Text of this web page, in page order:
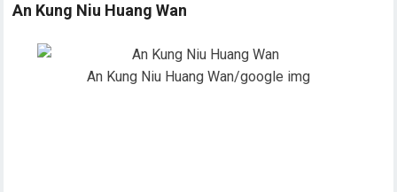
An Kung Niu Huang Wan
An Kung Niu Huang Wan/google img